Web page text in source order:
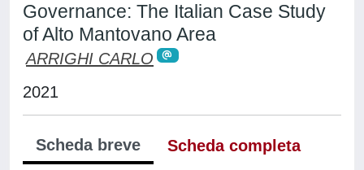
Governance: The Italian Case Study
of Alto Mantovano Area
ARRIGHI CARLO
2021
Scheda breve
Scheda completa